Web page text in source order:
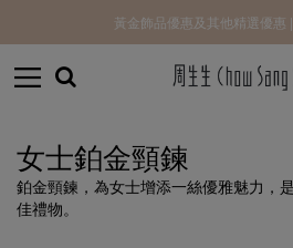
黃金飾品優惠及其他精選優惠 |
女士鉑金頸鍊
鉑金頸鍊，為女士增添一絲優雅魅力，
佳禮物。